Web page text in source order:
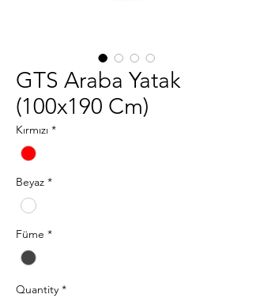
GTS Araba Yatak
(100x190 Cm)
Kırmızı *
Beyaz *
Füme *
Quantity *